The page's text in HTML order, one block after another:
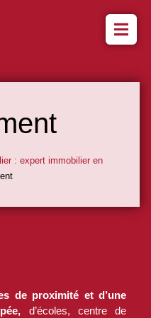
: expert immobilier en
de proximité et d’une
d’écoles, centre de